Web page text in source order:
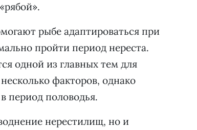
рыбе адаптироваться при
пройти период нереста.
одной из главных тем для
факторов, однако
период половодья.
нерестилищ, но и